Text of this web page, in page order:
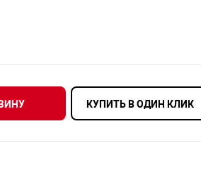
КУПИТЬ В ОДИН КЛИК